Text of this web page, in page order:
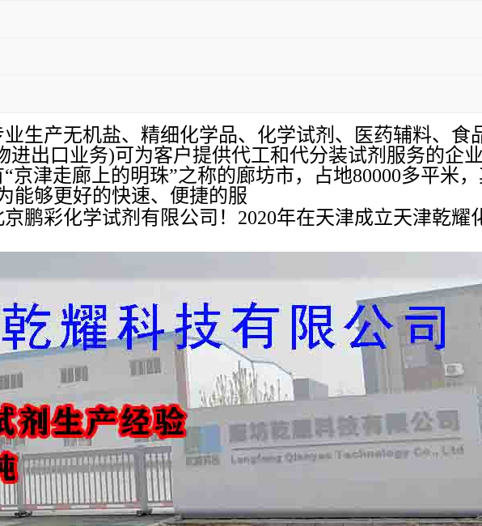
生产无机盐、精细化学品、化学试剂、医药辅料、食
进出口业务)可为客户提供代工和代分装试剂服务的企
津走廊上的明珠”之称的廊坊市，占地80000多平米
能够更好的快速、便捷的服
鹏彩化学试剂有限公司！2020年在天津成立天津乾耀